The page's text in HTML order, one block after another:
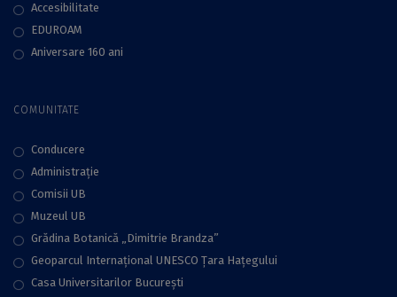
Accesibilitate
EDUROAM
Aniversare 160 ani
COMUNITATE
Conducere
Administraţie
Comisii UB
Muzeul UB
Grădina Botanică „Dimitrie Brandza”
Geoparcul Internațional UNESCO Țara Hațegului
Casa Universitarilor București